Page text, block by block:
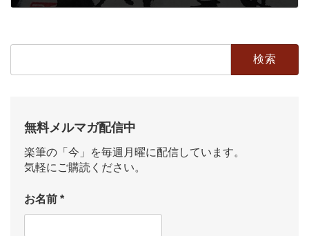
検
無料メルマガ配信中
楽筆の「今」を毎週月曜に配信しています。
気軽にご購読ください。
お名前 *